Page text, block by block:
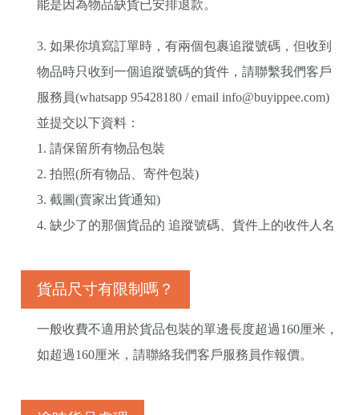
能是因為物品缺貨已安排退款。
3. 如果你填寫訂單時，有兩個包裹追蹤號碼，但收到
物品時只收到一個追蹤號碼的貨件，請聯繫我們客戶
服務員(whatsapp 95428180 / email info@buyippee.com)
並提交以下資料：
1. 請保留所有物品包裝
2. 拍照(所有物品、寄件包裝)
3. 截圖(賣家出貨通知)
4. 缺少了的那個貨品的 追蹤號碼、貨件上的收件人名
貨品尺寸有限制嗎？
一般收費不適用於貨品包裝的單邊長度超過160厘米，
如超過160厘米，請聯絡我們客戶服務員作報價。